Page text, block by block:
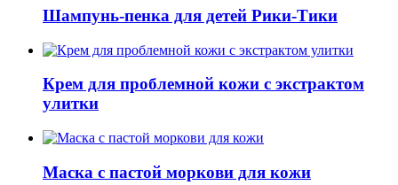
Шампунь-пенка для детей Рики-Тики
Крем для проблемной кожи с экстрактом
улитки
Маска с пастой моркови для кожи